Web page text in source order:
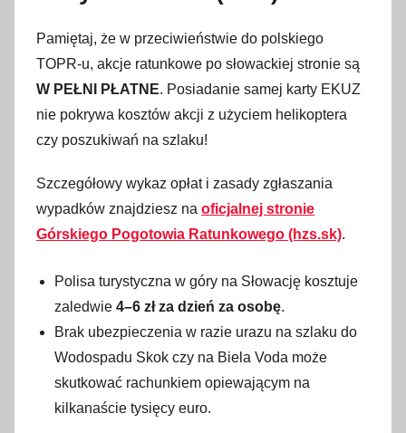
Pamiętaj, że w przeciwieństwie do polskiego
TOPR-u, akcje ratunkowe po słowackiej stronie są
W PEŁNI PŁATNE. Posiadanie samej karty EKUZ
nie pokrywa kosztów akcji z użyciem helikoptera
czy poszukiwań na szlaku!
Szczegółowy wykaz opłat i zasady zgłaszania
wypadków znajdziesz na oficjalnej stronie
Górskiego Pogotowia Ratunkowego (hzs.sk).
Polisa turystyczna w góry na Słowację kosztuje
zaledwie 4–6 zł za dzień za osobę.
Brak ubezpieczenia w razie urazu na szlaku do
Wodospadu Skok czy na Biela Voda może
skutkować rachunkiem opiewającym na
kilkanaście tysięcy euro.